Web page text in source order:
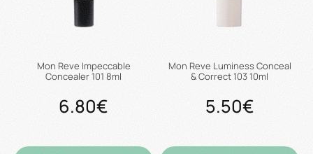
Mon Reve Impeccable
Concealer 101 8ml
6.80€
Mon Reve Luminess Conceal
& Correct 103 10ml
5.50€